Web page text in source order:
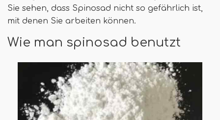
Sie sehen, dass Spinosad nicht so gefährlich ist,
mit denen Sie arbeiten können.
Wie man spinosad benutzt